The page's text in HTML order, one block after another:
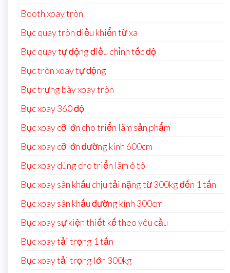
Booth xoay tròn
Bục quay tròn điều khiển từ xa
Bục quay tự động điều chỉnh tốc độ
Bục tròn xoay tự động
Bục trưng bày xoay tròn
Bục xoay 360 độ
Bục xoay cỡ lớn cho triển lãm sản phẩm
Bục xoay cỡ lớn đường kính 600cm
Bục xoay dùng cho triển lãm ô tô
Bục xoay sân khấu chịu tải nặng từ 300kg đến 1 tấn
Bục xoay sân khấu đường kính 300cm
Bục xoay sự kiện thiết kế theo yêu cầu
Bục xoay tải trọng 1 tấn
Bục xoay tải trọng lớn 300kg